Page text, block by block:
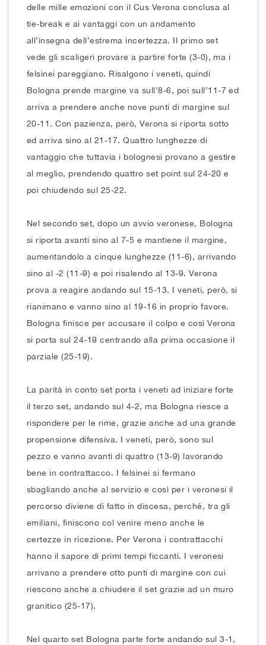
delle mille emozioni con il Cus Verona conclusa al
tie-break e ai vantaggi con un andamento
all’insegna dell’estrema incertezza. Il primo set
vede gli scaligeri provare a partire forte (3-0), ma i
felsinei pareggiano. Risalgono i veneti, quindi
Bologna prende margine va sull’8-6, poi sull’11-7 ed
arriva a prendere anche nove punti di margine sul
20-11. Con pazienza, però, Verona si riporta sotto
ed arriva sino al 21-17. Quattro lunghezze di
vantaggio che tuttavia i bolognesi provano a gestire
al meglio, prendendo quattro set point sul 24-20 e
poi chiudendo sul 25-22.
Nel secondo set, dopo un avvio veronese, Bologna
si riporta avanti sino al 7-5 e mantiene il margine,
aumentandolo a cinque lunghezze (11-6), arrivando
sino al -2 (11-9) e poi risalendo al 13-9. Verona
prova a reagire andando sul 15-13. I veneti, però, si
rianimano e vanno sino al 19-16 in proprio favore.
Bologna finisce per accusare il colpo e così Verona
si porta sul 24-19 centrando alla prima occasione il
parziale (25-19).
La parità in conto set porta i veneti ad iniziare forte
il terzo set, andando sul 4-2, ma Bologna riesce a
rispondere per le rime, grazie anche ad una grande
propensione difensiva. I veneti, però, sono sul
pezzo e vanno avanti di quattro (13-9) lavorando
bene in contrattacco. I felsinei si fermano
sbagliando anche al servizio e così per i veronesi il
percorso diviene di fatto in discesa, perché, tra gli
emiliani, finiscono col venire meno anche le
certezze in ricezione. Per Verona i contrattacchi
hanno il sapore di primi tempi ficcanti. I veronesi
arrivano a prendere otto punti di margine con cui
riescono anche a chiudere il set grazie ad un muro
granitico (25-17).
Nel quarto set Bologna parte forte andando sul 3-1,